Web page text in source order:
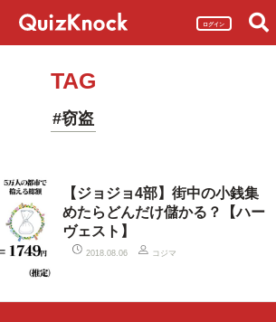
ログイン
TAG
#窃盗
【ジョジョ4部】街中の小銭集
めたらどんだけ儲かる？【ハー
ヴェスト】
2018.08.06 コジマ